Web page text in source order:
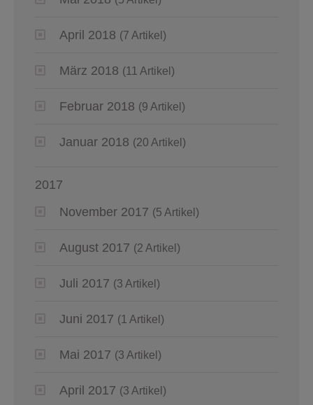
April 2018 (7 Artikel)
März 2018 (11 Artikel)
Februar 2018 (9 Artikel)
Januar 2018 (20 Artikel)
2017
November 2017 (5 Artikel)
August 2017 (2 Artikel)
Juli 2017 (3 Artikel)
Juni 2017 (1 Artikel)
Mai 2017 (3 Artikel)
April 2017 (3 Artikel)